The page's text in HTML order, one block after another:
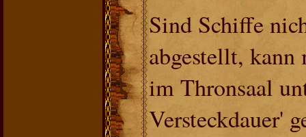
Sind Schiffe
abgestellt,
im Thronsaal
Versteckdauer'